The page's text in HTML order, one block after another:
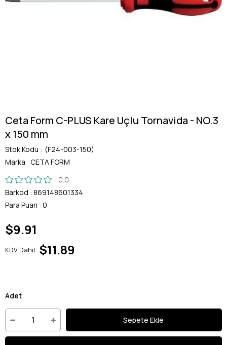
Ceta Form C-PLUS Kare Uçlu Tornavida - NO.3
x 150 mm
Stok Kodu
(F24-003-150)
Marka : CETA FORM
0.0
Barkod : 869148601334
Para Puan : 0
$9.91
KDV Dahil $11.89
Adet